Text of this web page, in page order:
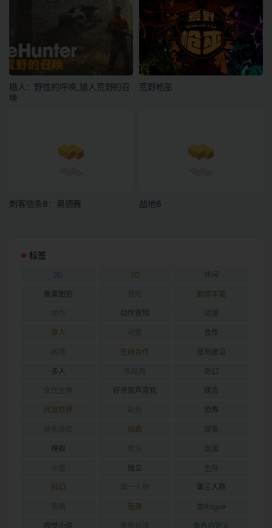
猎人：野性的呼唤_猎人荒野的召
唤
荒野枪巫
刺客信条8：奥德赛 战地6
标签
2D 3D 休闲
像素图形 剧情丰富
动作冒险 动漫
单人 合作
在线合作 基地建设
多人 奇幻
好评原声音轨 建造
开放世界 恐怖
拟真 探索
模拟 氛围
独立 生存
科幻 第三人称
管理 类Rogue
视觉小说 角色自定义